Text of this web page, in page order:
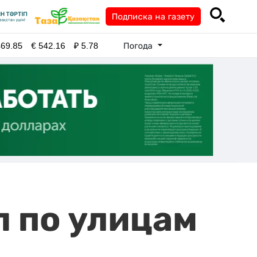
Подписка на газету
€542.16 ₽5.78 Погода
по улицам